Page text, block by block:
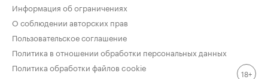
Информация об ограничениях
О соблюдении авторских прав
Пользовательское соглашение
Политика в отношении обработки персональных данных
Политика обработки файлов cookie
18+